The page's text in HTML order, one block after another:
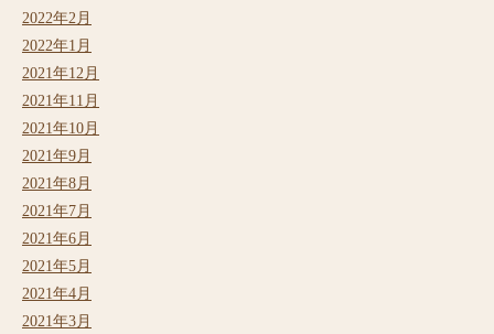
2022年2月
2022年1月
2021年12月
2021年11月
2021年10月
2021年9月
2021年8月
2021年7月
2021年6月
2021年5月
2021年4月
2021年3月